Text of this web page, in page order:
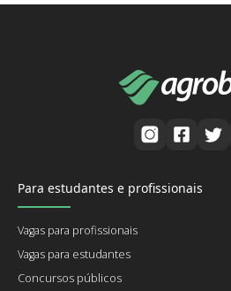
Para estudantes e profissionais
Vagas para profissionais
Vagas para estudantes
Concursos públicos